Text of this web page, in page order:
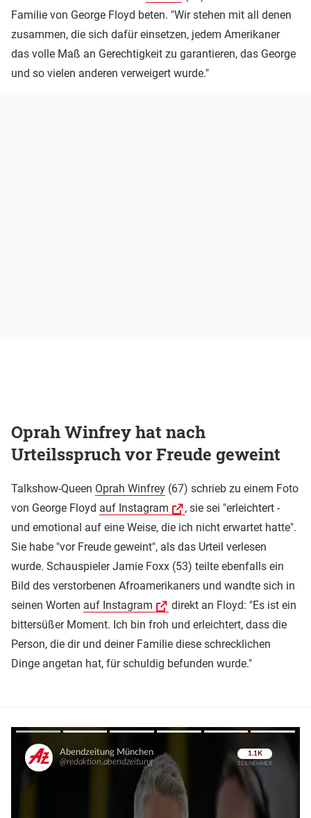
Familie von George Floyd beten. "Wir stehen mit all denen
zusammen, die sich dafür einsetzen, jedem Amerikaner
das volle Maß an Gerechtigkeit zu garantieren, das George
und so vielen anderen verweigert wurde."
Oprah Winfrey hat nach
Urteilsspruch vor Freude geweint
Talkshow-Queen Oprah Winfrey (67) schrieb zu einem Foto
von George Floyd auf Instagram
, sie sei "erleichtert -
und emotional auf eine Weise, die ich nicht erwartet hatte".
Sie habe "vor Freude geweint", als das Urteil verlesen
wurde. Schauspieler Jamie Foxx (53) teilte ebenfalls ein
Bild des verstorbenen Afroamerikaners und wandte sich in
seinen Worten auf Instagram
direkt an Floyd: "Es ist ein
bittersüßer Moment. Ich bin froh und erleichtert, dass die
Person, die dir und deiner Familie diese schrecklichen
Dinge angetan hat, für schuldig befunden wurde."
Überspringen